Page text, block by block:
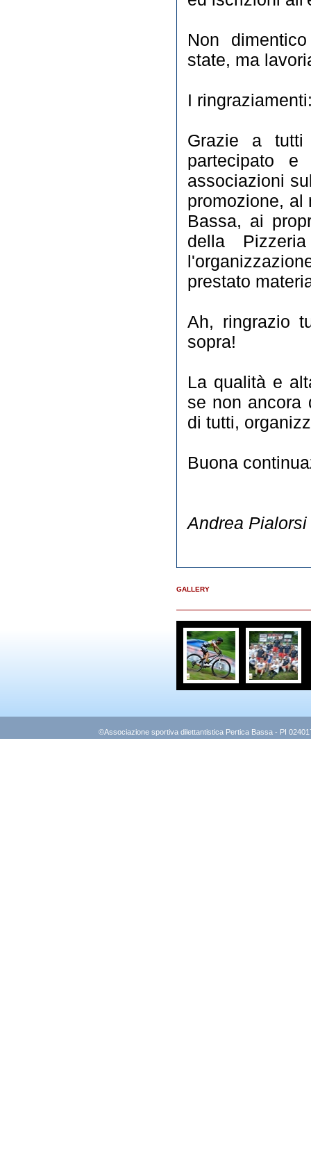
Non
state, ma
I
Grazie a
partecipato
associazioni
promozione, al
Bassa, ai
della
prestato
Ah, ringrazio
sopra!
La qualità e
se non ancora
di tutti,
Buona
Andrea Pialorsi
GALLERY
©Associazione sportiva dilettantistica Pertica Bassa - PI